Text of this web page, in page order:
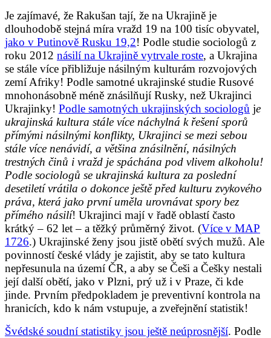
Je zajímavé, že Rakušan tají, že na Ukrajině je
dlouhodobě stejná míra vražd 19 na 100 tisíc obyvatel,
jako v Putinově Rusku 19,2! Podle studie sociologů z
roku 2012 násilí na Ukrajině vytrvale roste, a Ukrajina
se stále více přibližuje násilným kulturám rozvojových
zemí Afriky! Podle samotné ukrajinské studie Rusové
mnohonásobně méně znásilňují Rusky, než Ukrajinci
Ukrajinky! Podle samotných ukrajinských sociologů je
ukrajinská kultura stále více náchylná k řešení sporů
přímými násilnými konflikty, Ukrajinci se mezi sebou
stále více nenávidí, a většina znásilnění, násilných
trestných činů i vražd je spáchána pod vlivem alkoholu!
Podle sociologů se ukrajinská kultura za poslední
desetiletí vrátila o dokonce ještě před kulturu zvykového
práva, která jako první uměla urovnávat spory bez
přímého násilí! Ukrajinci mají v řadě oblastí často
krátký – 62 let – a těžký průměrný život. (Více v MAP
1726.) Ukrajinské ženy jsou jistě obětí svých mužů. Ale
povinností české vlády je zajistit, aby se tato kultura
nepřesunula na území ČR, a aby se Češi a Češky nestali
její další obětí, jako v Plzni, prý už i v Praze, či kde
jinde. Prvním předpokladem je preventivní kontrola na
hranicích, kdo k nám vstupuje, a zveřejnění statistik!
Švédské soudní statistiky jsou ještě neúprosnější. Podle